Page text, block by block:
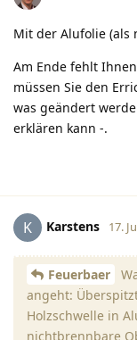
Mit der Alufolie (als
Am Ende fehlt
müssen Sie den
was geändert
erklären kann -.
K Karstens 17.
Feuerbaer
angeht:
Holzschwelle in
nichtbrennbare